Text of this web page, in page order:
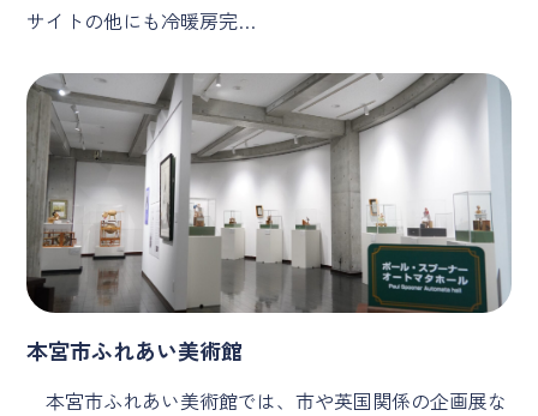
サイトの他にも冷暖房完…
本宮市ふれあい美術館
本宮市ふれあい美術館では、市や英国関係の企画展な